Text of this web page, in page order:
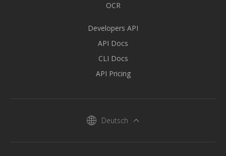
OCR
Developers API
API Docs
CLI Docs
API Pricing
Deutsch